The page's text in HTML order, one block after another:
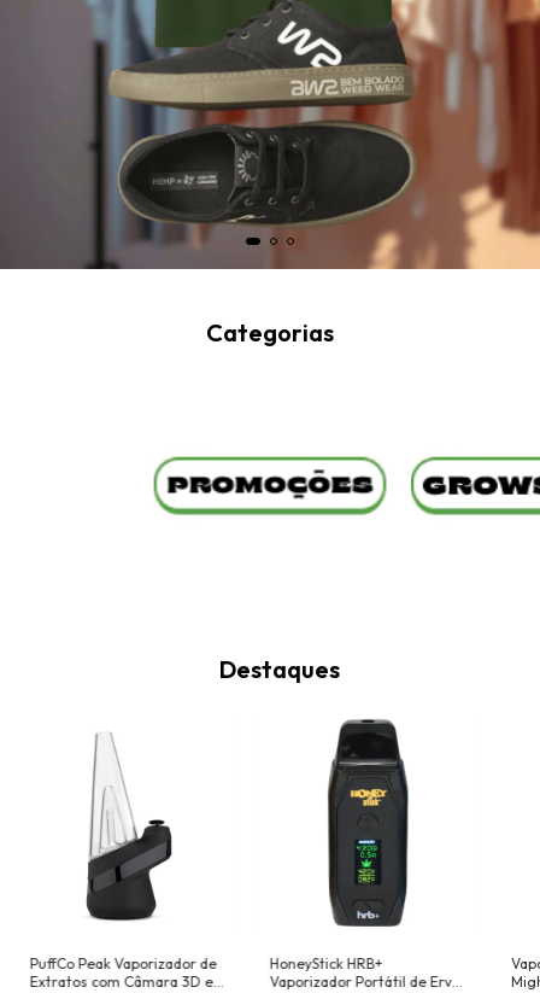
Categorias
Destaques
PuffCo Peak Vaporizador de
Extratos com Câmara 3D e
HoneyStick HRB+
Vaporizador Portátil de Ervas